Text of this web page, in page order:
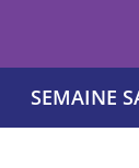
SEMAINE